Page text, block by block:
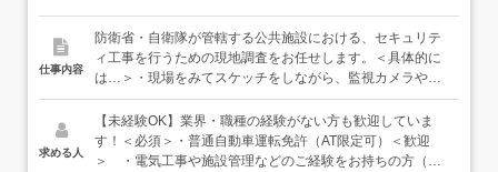
仕事内容
防衛省・自衛隊が管轄する公共施設における、セキュリテ
ィ工事を行うための現地調査をお任せします。＜具体的に
は…＞・現場をみてスケッチをしながら、監視カメラやセ
ンサーなどの位置を決めていきます・設置のために必要な
配線の種類を決めていきます・（可能であれば）手書きの
スケッチをデータとしてまとめ、社内で共有します●チェ
ックリストや機材のパターンは、誰でも分かりやすいよう
求める人
【未経験OK】業界・職種の経験がない方も歓迎していま
す！＜必須＞・普通自動車運転免許（AT限定可）＜歓迎
＞ ・電気工事や施設管理などのご経験をお持ちの方（慣